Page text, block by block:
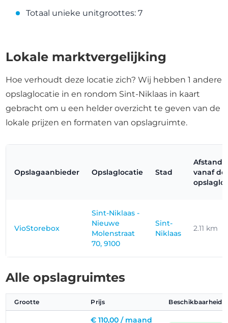
Totaal unieke unitgroottes: 7
Lokale marktvergelijking
Hoe verhoudt deze locatie zich? Wij hebben 1 andere
opslaglocatie in en rondom Sint-Niklaas in kaart
gebracht om u een helder overzicht te geven van de
lokale prijzen en formaten van opslagruimte.
Opslagaanbieder Opslaglocatie Stad
Afstand
vanaf
VioStorebox
Sint-Niklaas -
Nieuwe
Molenstraat
70, 9100
Sint-
Niklaas
2.11 km
Alle opslagruimtes
Grootte Prijs Beschikbaarheid
€ 110,00 / maand